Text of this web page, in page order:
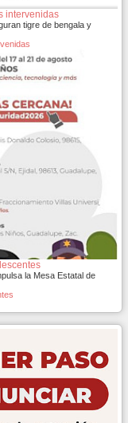
intervenidas
tigre de bengala y
la Mesa Estatal de